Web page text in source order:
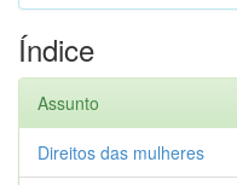
Índice
Assunto
Direitos das mulheres